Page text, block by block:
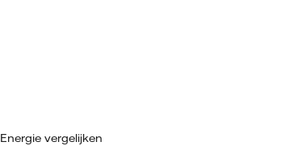
Energie vergelijken